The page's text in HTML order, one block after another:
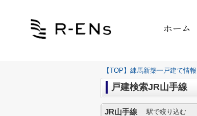
ホーム
【TOP】練馬新築一戸建て情報
戸建検索JR山手線
JR山手線 駅で絞り込む